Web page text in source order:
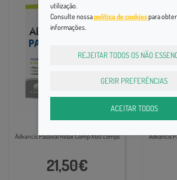
Sono e Ansiedade
Advancis Passival Relax Comp X60 comps
21,50€
Advancis
utilização.
Consulte nossapolítica de cookiespara
informações.
REJEITAR TODOS OS NÃO
GERIR PREFERÊNCIAS
ACEITAR TODOS